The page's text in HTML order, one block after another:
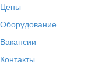
Цены
Оборудование
Вакансии
Контакты